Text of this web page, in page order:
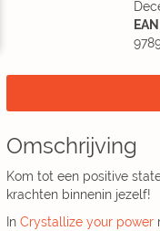
Omschrijving
Kom tot een positive
krachten binnenin jezelf!
In Crystallize your power